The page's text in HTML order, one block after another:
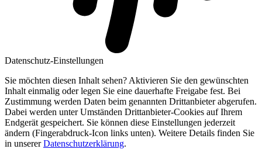
Datenschutz-Einstellungen
Sie möchten diesen Inhalt sehen? Aktivieren Sie den gewünschten
Inhalt einmalig oder legen Sie eine dauerhafte Freigabe fest. Bei
Zustimmung werden Daten beim genannten Drittanbieter abgerufen.
Dabei werden unter Umständen Drittanbieter-Cookies auf Ihrem
Endgerät gespeichert. Sie können diese Einstellungen jederzeit
ändern (Fingerabdruck-Icon links unten). Weitere Details finden Sie
in unsererDatenschutzerklärung.